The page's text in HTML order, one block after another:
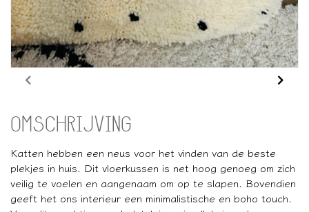
OMSCHRIJVING
Katten hebben een neus voor het vinden van de beste
plekjes in huis. Dit vloerkussen is net hoog genoeg om zich
veilig te voelen en aangenaam om op te slapen. Bovendien
geeft het ons interieur een minimalistische en boho touch.